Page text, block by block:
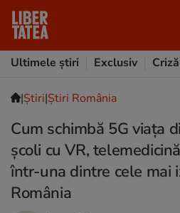
Ultimele știri
Exclusiv
|Ştiri|Știri România
Cum schimbă 5G viața
școli cu VR,
într-una dintre cele mai
România